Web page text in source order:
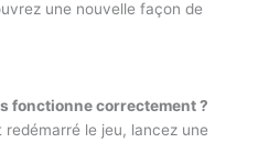
une nouvelle façon de
fonctionne correctement ?
le jeu, lancez une